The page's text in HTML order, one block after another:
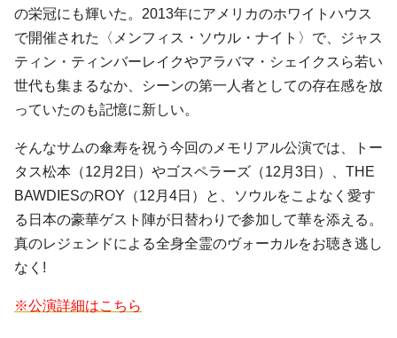
の栄冠にも輝いた。2013年にアメリカのホワイトハウス
で開催された〈メンフィス・ソウル・ナイト〉で、
ジャス
ティン・ティンバーレイクやアラバマ・シェイクス ら若い
世代も集まるなか、シーンの第一人者としての存在感を放
っていたのも記憶に新しい。
そんなサムの傘寿を祝う今回のメモリアル公演では、
トー
タス松本 （12月2日）やゴスペラーズ （12月3日）、 THE
BAWDIESのROY （12月4日）と、ソウルをこよなく愛す
る日本の豪華ゲスト陣が日替わりで参加して華を添える。
真のレジェンドによる全身全霊のヴォーカルをお聴き逃し
なく!
※公演詳細はこちら